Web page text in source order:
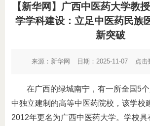
【新华网】广西中医药大学教
学学科建设：立足中医药民族
新突破
来源： 新华网 日期：2025-11-07 点击
在广西的绿城南宁，有一所全国5
中独立建制的高等中医药院校，该学校
2012年更名为广西中医药大学。学校